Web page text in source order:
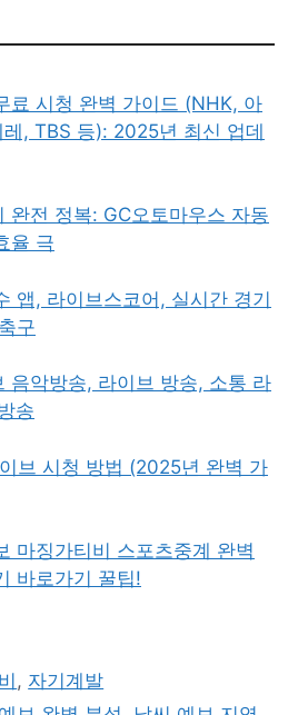
료 시청 완벽 가이드 (NHK, 아
, TBS 등): 2025년 최신 업데
완전 정복: GC오토마우스 자동
율 극
앱, 라이브스코어, 실시간 경기
구
음악방송, 라이브 방송, 소통 라
송
브 시청 방법 (2025년 완벽 가
마징가티비 스포츠중계 완벽
바로가기 꿀팁!
, 자기계발